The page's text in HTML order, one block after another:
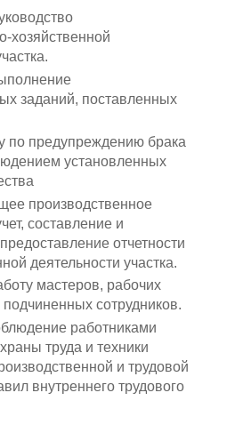
хозяйственной
заданий, поставленных
по предупреждению брака
установленных
производственное
составление и
отчетности
деятельности участка.
мастеров, рабочих
подчиненных сотрудников.
работниками
труда и техники
и трудовой
внутреннего трудового